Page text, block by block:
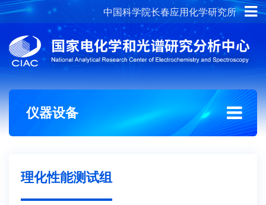
中国科学院长春应用化学研究所
概况介绍 组织架构
仪器设备
理化性能测试组